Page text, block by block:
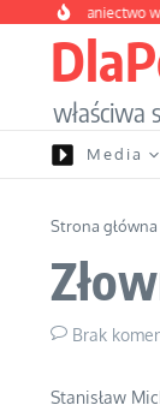
Przejdź do treści
wybraniectwo w
właściwa
Media
Strona główna
Brak
Stanisław